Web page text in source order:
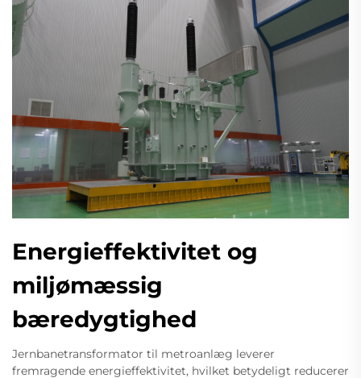
Energieffektivitet og
miljømæssig
bæredygtighed
Jernbanetransformator til metroanlæg leverer
fremragende energieffektivitet, hvilket betydeligt reducerer